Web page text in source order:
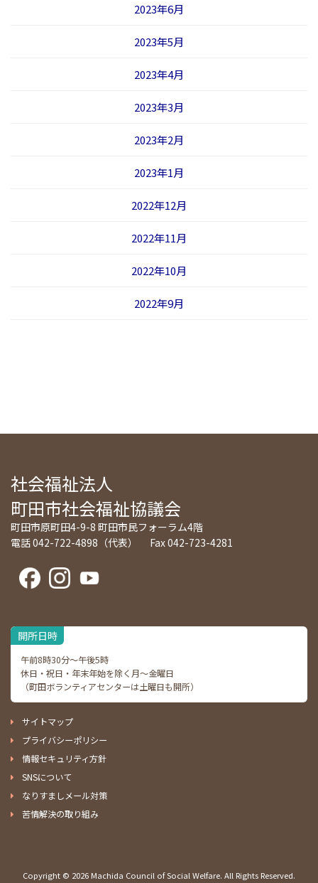
2023年6月
2023年5月
2023年4月
2023年3月
2023年2月
2023年1月
2022年12月
2022年11月
2022年10月
2022年9月
社会福祉法人
町田市社会福祉協議会
町田市原町田4-9-8 町田市民フォーラム4階
電話 042-722-4898（代表） Fax 042-723-4281
開所日時
午前8時30分～午後5時
休日・祝日・年末年始を除く月～金曜日
（町田ボランティアセンターは土曜日も開所）
サイトマップ
プライバシーポリシー
情報セキュリティ方針
SNSについて
なりすましメール対策
苦情解決の取り組み
Copyright © 2026 Machida Council of Social Welfare. All Rights Reserved.